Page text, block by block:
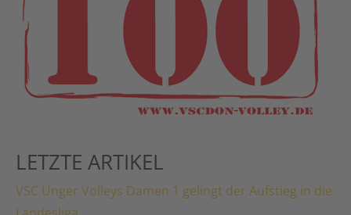
LETZTE ARTIKEL
VSC Unger Volleys Damen 1 gelingt der Aufstieg in die